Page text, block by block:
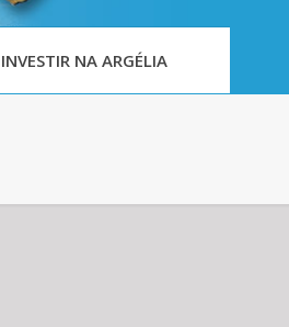
INVESTIR NA ARGÉLIA